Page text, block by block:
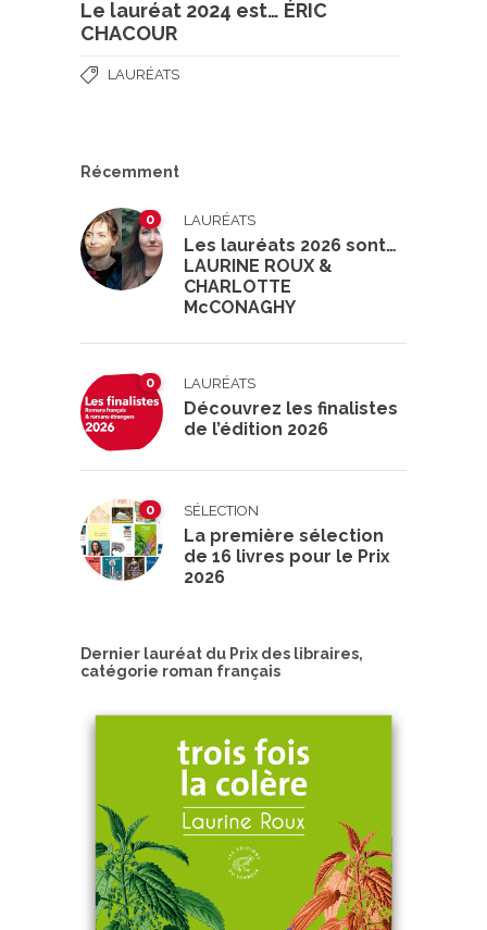
Le lauréat 2024 est… ÉRIC
CHACOUR
LAURÉATS
Récemment
0 LAURÉATS
Les lauréats 2026 sont…
LAURINE ROUX &
CHARLOTTE
McCONAGHY
0 LAURÉATS
Découvrez les finalistes
de l’édition 2026
0 SÉLECTION
La première sélection
de 16 livres pour le Prix
2026
Dernier lauréat du Prix des libraires,
catégorie roman français